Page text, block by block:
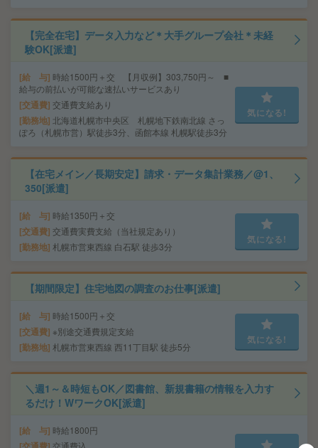
【完全在宅】データ入力など＊大手グループ会社＊未経
験OK[派遣]
給 与 時給1500円＋交 【月収例】303,750円～ ■
給与の前払いが可能な速払いサービスあり
交通費 交通費支給あり
勤務地 北海道札幌市中央区 札幌地下鉄南北線 さっ
ぽろ（札幌市営）駅徒歩3分、函館本線 札幌駅徒歩3分
気になる!
【在宅メイン／長期安定】請求・データ集計業務／@1、
350[派遣]
給 与 時給1350円＋交
交通費 交通費実費支給（当社規定あり）
勤務地 札幌市営東西線 白石駅 徒歩3分
気になる!
【期間限定】住宅地図の調査のお仕事[派遣]
給 与 時給1500円＋交
交通費 ※別途交通費規定支給
勤務地 札幌市営東西線 西11丁目駅 徒歩5分
気になる!
＼週1～＆時短もOK／図書館、新規書籍の情報を入力す
るだけ！WワークOK[派遣]
給 与 時給1800円
交通費込